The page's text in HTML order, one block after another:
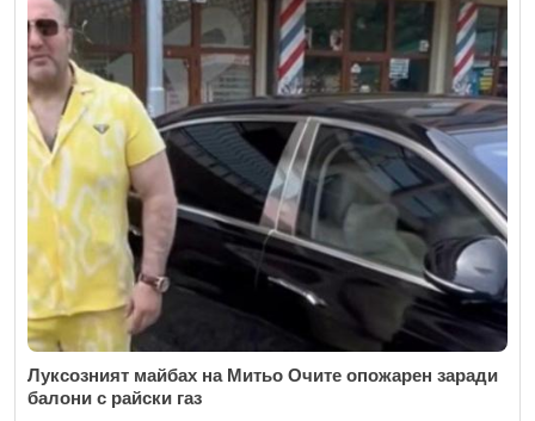
Луксозният майбах на Митьо Очите опожарен заради
балони с райски газ